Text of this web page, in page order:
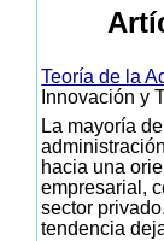
Teoría de la
Innovación y
La mayoría
hacia una
empresarial,
sector
tendencia